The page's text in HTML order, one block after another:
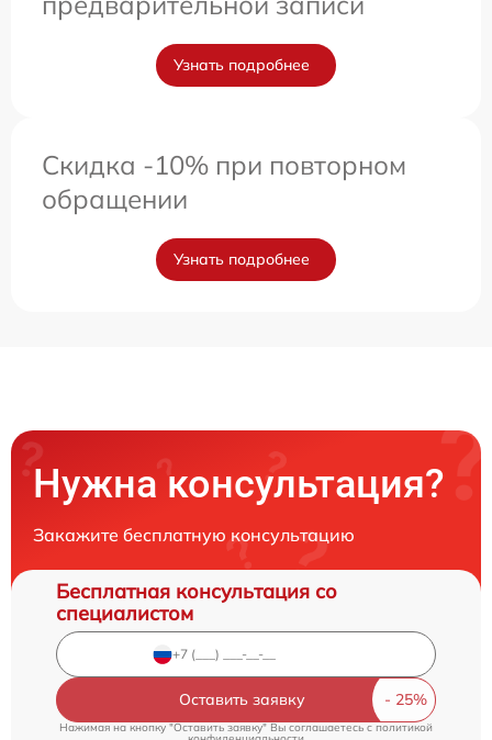
Узнать подробнее
Скидка -10% при повторном
обращении
Узнать подробнее
Нужна консультация?
Закажите бесплатную консультацию
Бесплатная консультация со
специалистом
Оставить заявку
Нажимая на кнопку "Оставить заявку" Вы соглашаетесь cполитикой